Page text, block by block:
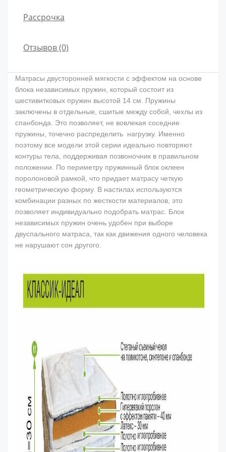
Рассрочка
Отзывов (0)
Матрасы двусторонней мягкости с эффектом на основе
блока независимых пружин, который состоит из
шестивитковых пружин высотой 14 см. Пружины
заключены в отдельные, сшитые между собой, чехлы из
спанбонда. Это позволяет, не вовлекая соседние
пружины, точечно распределить нагрузку. Именно
поэтому все модели этой серии идеально повторяют
контуры тела, поддерживая позвоночник в правильном
положении. По периметру пружинный блок оклеен
поролоновой рамкой, что придает матрасу четкую
геометрическую форму. В настилах используются
комбинации разных по жесткости материалов, это
позволяет индивидуально подобрать матрас. Блок
независимых пружин очень удобен при выборе
двуспального матраса, так как движения одного человека
не нарушают сон другого.